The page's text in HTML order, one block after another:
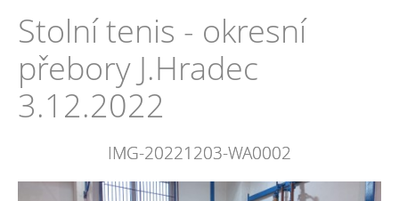
Stolní tenis - okresní
přebory J.Hradec
3.12.2022
IMG-20221203-WA0002